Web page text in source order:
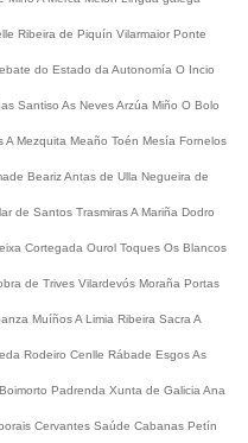
Ribeira de Piquín Vilarmaior Ponte
do Estado da Autonomía O Incio
Santiso As NevesArzúa Miño O Bolo
A Mezquita Meaño Toén Mesía Fornelos
BearizAntas de Ulla Negueira de
de Santos TrasmirasA Mariña Dodro
Cortegada Ourol Toques Os Blancos
de Trives Vilardevós Moraña Portas
MuíñosA Limia Ribeira Sacra A
Rodeiro Cenlle Rábade EsgosAs
Boimorto Padrenda Xunta de Galicia Ana
Cervantes Saúde Cabanas Petín